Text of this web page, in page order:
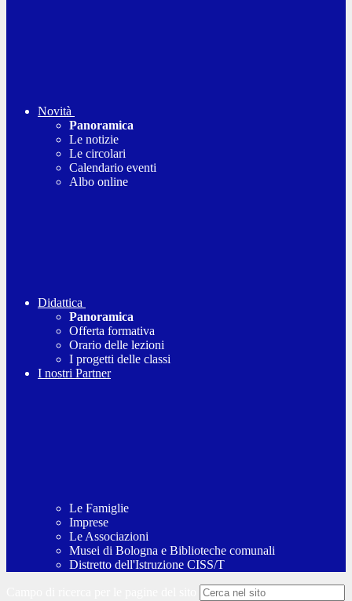
Novità
Panoramica
Le notizie
Le circolari
Calendario eventi
Albo online
Didattica
Panoramica
Offerta formativa
Orario delle lezioni
I progetti delle classi
I nostri Partner
Le Famiglie
Imprese
Le Associazioni
Musei di Bologna e Biblioteche comunali
Distretto dell'Istruzione CISS/T